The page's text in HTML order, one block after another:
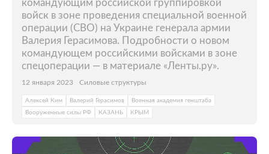
командующим российской группировкой
войск в зоне проведения специальной военной
операции (СВО) на Украине генерала армии
Валерия Герасимова. Подробности о новом
командующем российскими войсками в зоне
спецоперации — в материале «Ленты.ру».
12 января 2023 Силовые структуры
Алексей Ким Валерий Герасимов
Военная академия генштаба
Вооруженные силы РФ
КАЗАНЬ КРЫМ